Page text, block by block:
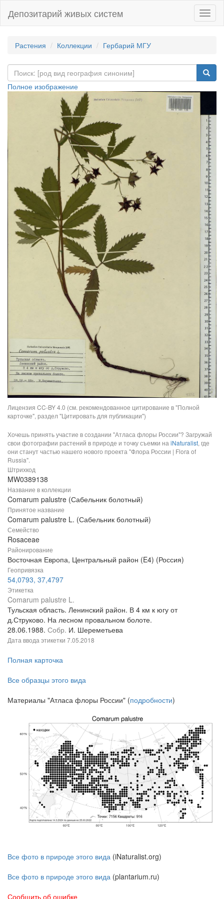
Депозитарий живых систем
Растения Коллекции Гербарий МГУ
Полное изображение
Лицензия CC-BY 4.0 (см. рекомендованное цитирование в "Полной
карточке", раздел "Цитировать для публикации")
Хочешь принять участие в создании "Атласа флоры России"? Загружай
свои фотографии растений в природе и точку съемки наiNaturalist, где
они станут частью нашего нового проекта "Флора России | Flora of
Russia".
Штрихкод
MW0389138
Название в коллекции
Comarum palustre (Сабельник болотный)
Принятое название
Comarum palustre L. (Сабельник болотный)
Семейство
Rosaceae
Районирование
Восточная Европа, Центральный район (E4) (Россия)
Геопривязка
54,0793, 37,4797
Этикетка
Comarum palustre L.
Тульская область. Ленинский район. В 4 км к югу от
д.Струково. На лесном провальном болоте.
28.06.1988. Собр. И. Шереметьева
Дата ввода этикетки 7.05.2018
Полная карточка
Все образцы этого вида
Материалы "Атласа флоры России" (подробности)
Все фото в природе этого вида (iNaturalist.org)
Все фото в природе этого вида (plantarium.ru)
Сообщить об ошибке